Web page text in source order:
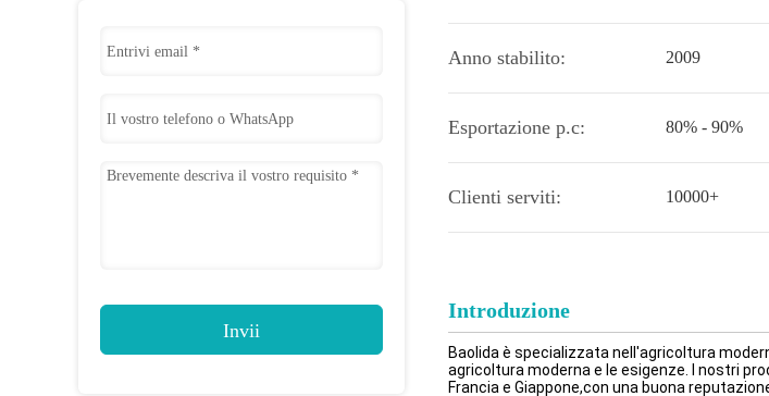
Invii
Anno stabilito: 2009
Esportazione p.c: 80% - 90%
Clienti serviti: 10000+
Introduzione
Baolida è specializzata nell'agricoltura
agricoltura moderna e le esigenze. I nostri
Francia e Giappone,con una buona